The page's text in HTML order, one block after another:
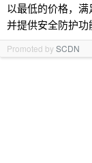
以最低的价格，满
并提供安全防护
Promoted bySCDN